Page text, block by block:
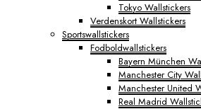
Tokyo Wallstickers
Verdenskort Wallstickers
Sportswallstickers
Fodboldwallstickers
Bayern München
Manchester City
Manchester United
Real Madrid